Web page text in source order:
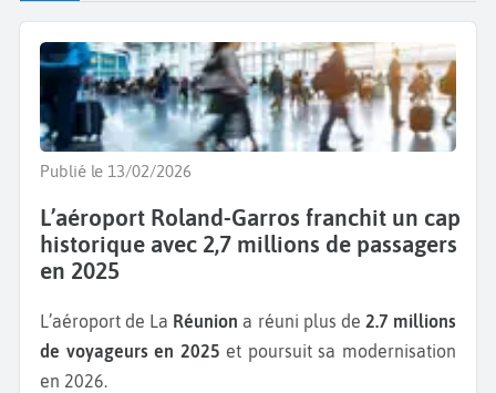
Publié le 13/02/2026
L’aéroport Roland-Garros franchit un cap
historique avec 2,7 millions de passagers
en 2025
L’aéroport de La Réunion a réuni plus de 2.7 millions
de voyageurs en 2025 et poursuit sa modernisation
en 2026.